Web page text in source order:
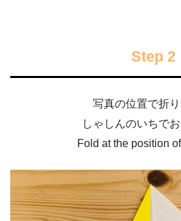
Step 2
写真の位置で折り
しゃしんのいちでお
Fold at the position